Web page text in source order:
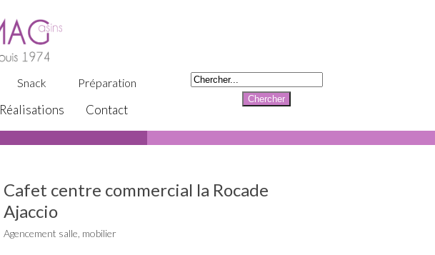
Snack
Préparation
Réalisations Contact
Cafet centre commercial la Rocade
Ajaccio
Agencement salle, mobilier